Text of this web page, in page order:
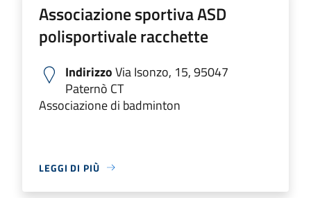
Associazione sportiva ASD
polisportivale racchette
IndirizzoVia Isonzo, 15, 95047
Paternò CT
Associazione di badminton
LEGGI DI PIÙ